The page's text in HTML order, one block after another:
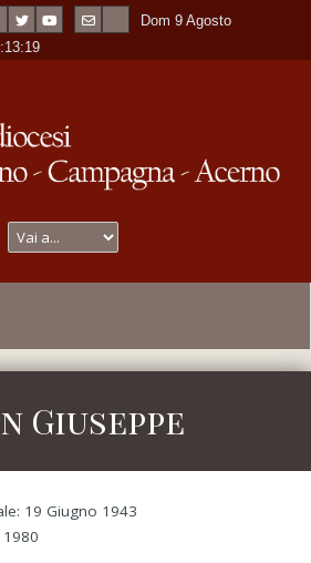
Dom 9 Agosto
Giuseppe
19 Giugno 1943